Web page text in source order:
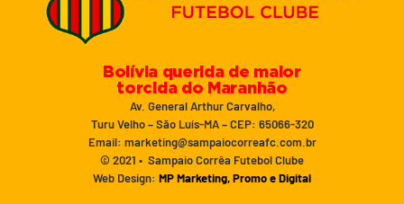
Bolívia querida de maior
torcida do Maranhão
Av. General Arthur Carvalho,
Turu Velho – São Luís-MA – CEP: 65066-320
Email: marketing@sampaiocorreafc.com.br
© 2021 • Sampaio Corrêa Futebol Clube
Web Design: MP Marketing, Promo e Digital